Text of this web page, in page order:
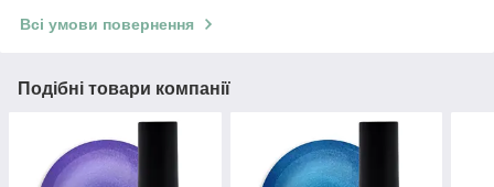
Всі умови повернення
Подібні товари компанії